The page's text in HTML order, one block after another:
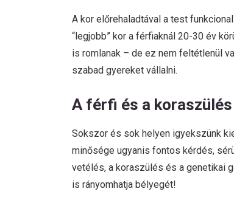
A kor előrehaladtával a test
“legjobb” kor a férfiaknál 20-30 év
is romlanak – de ez nem feltétlenül
szabad gyereket vállalni.
A férfi és a
Sokszor és sok helyen igyekszünk
minősége ugyanis fontos kérdés,
vetélés, a koraszülés és a genetikai
is rányomhatja bélyegét!